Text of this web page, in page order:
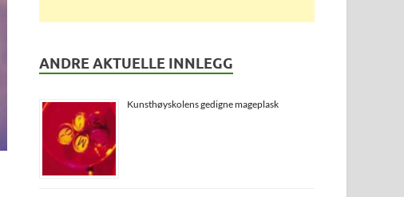
ANDRE AKTUELLE INNLEGG
Kunsthøyskolens gedigne mageplask